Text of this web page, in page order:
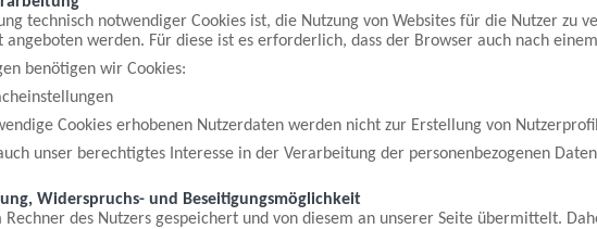
technisch notwendiger Cookies ist, die Nutzung von Websites für die Nutzer zu
angeboten werden. Für diese ist es erforderlich, dass der Browser auch nach
benötigen wir Cookies:
Cookies erhobenen Nutzerdaten werden nicht zur Erstellung von
unser berechtigtes Interesse in der Verarbeitung der personenbezogenen
Widerspruchs- und Beseitigungsmöglichkeit
des Nutzers gespeichert und von diesem an unserer Seite übermittelt.